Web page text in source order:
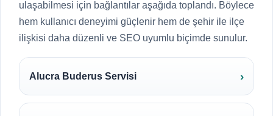
ulaşabilmesi için bağlantılar aşağıda toplandı. Böylece
hem kullanıcı deneyimi güçlenir hem de şehir ile ilçe
ilişkisi daha düzenli ve SEO uyumlu biçimde sunulur.
Alucra Buderus Servisi